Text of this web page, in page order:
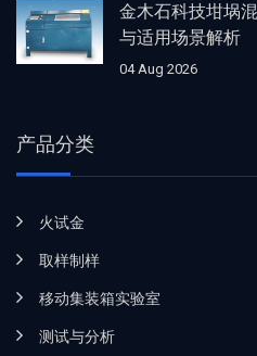
金木石科技坩埚
与适用场景解析
04 Aug 2026
产品分类
火试金
取样制样
移动集装箱实验室
测试与分析